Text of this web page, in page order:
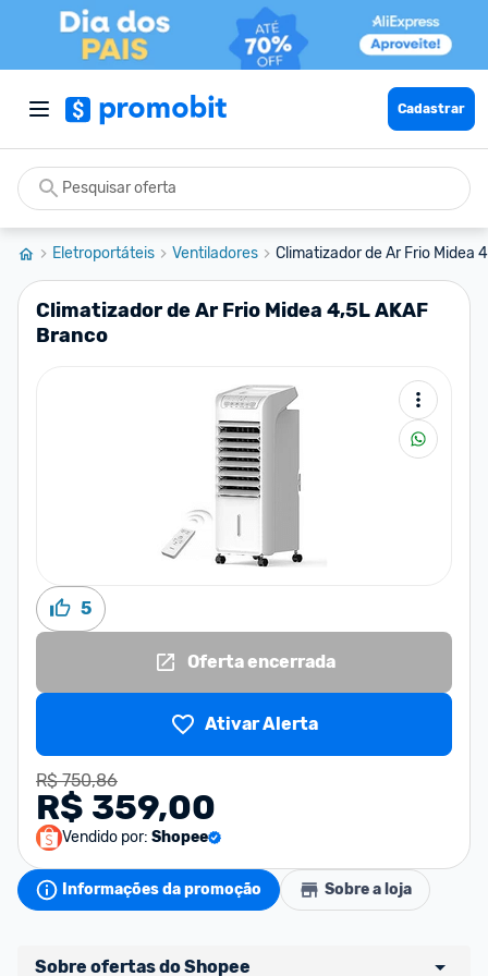
Cadastrar
Eletroportáteis Ventiladores Climatizador de Ar Frio Midea
Climatizador de Ar Frio Midea 4,5L AKAF
Branco
5
Oferta encerrada
Ativar Alerta
R$ 750,86
R$ 359,00
Vendido por: Shopee
Informações da promoção Sobre a loja
Sobre ofertas do Shopee